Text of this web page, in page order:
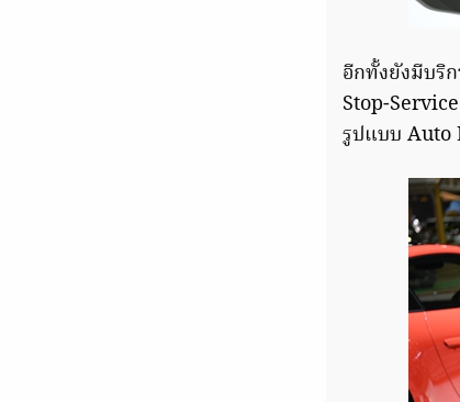
อีกทั้งยังมีบริ
Stop-
รูปแบบ Auto